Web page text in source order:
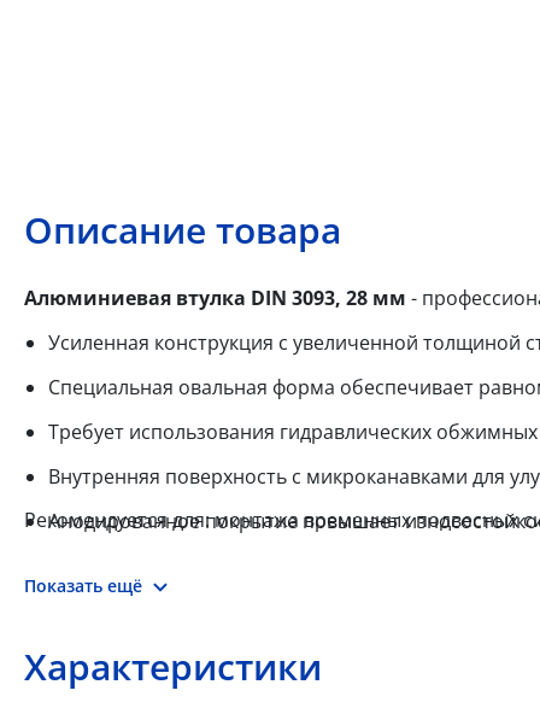
Описание товара
Алюминиевая втулка DIN 3093, 28 мм -
Усиленная конструкция с увеличенной толщиной
Специальная овальная форма обеспечивает
Требует использования гидравлических
Внутренняя поверхность с микроканавками для
Анодированное покрытие повышает
Рекомендуется для: монтажа временных подвесных
Показать ещё
Характеристики